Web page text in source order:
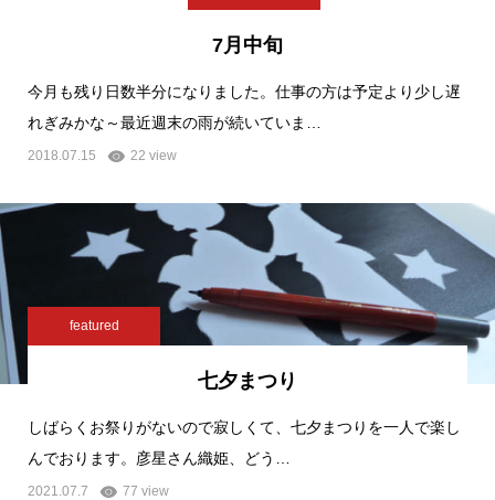
7月中旬
今月も残り日数半分になりました。仕事の方は予定より少し遅
れぎみかな～最近週末の雨が続いていま…
2018.07.15 22 view
featured
七夕まつり
しばらくお祭りがないので寂しくて、七夕まつりを一人で楽し
んでおります。彦星さん織姫、どう…
2021.07.7 77 view